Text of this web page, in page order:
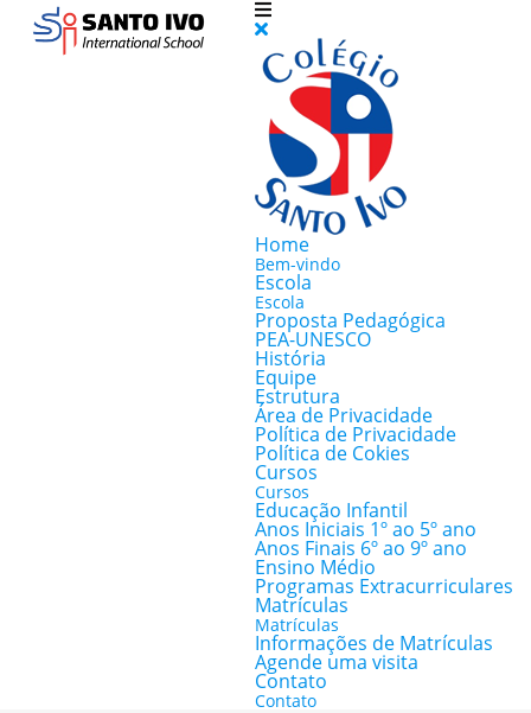
Home
Bem-vindo
Escola
Escola
Proposta Pedagógica
PEA-UNESCO
História
Equipe
Estrutura
Área de Privacidade
Política de Privacidade
Política de Cokies
Cursos
Cursos
Educação Infantil
Anos Iniciais 1º ao 5º ano
Anos Finais 6º ao 9º ano
Ensino Médio
Programas Extracurriculares
Matrículas
Matrículas
Informações de Matrículas
Agende uma visita
Contato
Contato